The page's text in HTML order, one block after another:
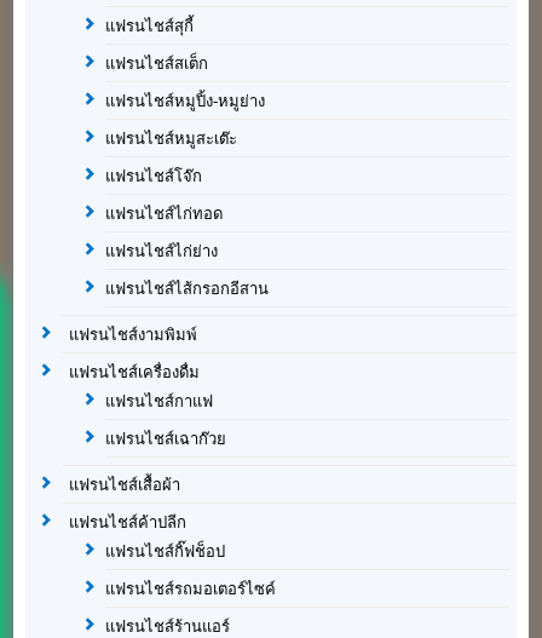
แฟรนไชส์สุกี้
แฟรนไชส์สเต็ก
แฟรนไชส์หมูปิ้ง-หมูย่าง
แฟรนไชส์หมูสะเต๊ะ
แฟรนไชส์โจ๊ก
แฟรนไชส์ไก่ทอด
แฟรนไชส์ไก่ย่าง
แฟรนไชส์ไส้กรอกอีสาน
แฟรนไชส์งามพิมพ์
แฟรนไชส์เครื่องดื่ม
แฟรนไชส์กาแฟ
แฟรนไชส์เฉาก๊วย
แฟรนไชส์เสื้อผ้า
แฟรนไชส์ค้าปลีก
แฟรนไชส์กิ๊ฟช็อป
แฟรนไชส์รถมอเตอร์ไซค์
แฟรนไชส์ร้านแอร์